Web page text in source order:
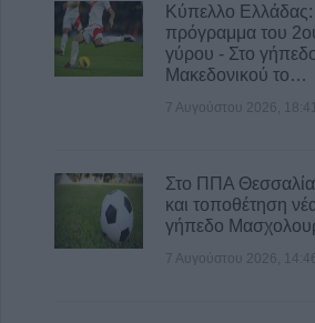
αγαθά"
8 Αυγούστου 2026, 08:17
Λαμία: Απατεώνες άρπαξαν
χρηματικό ποσό από ηλικιωμένη
Κύπελλο
πρόγραμμα του
γύρου - Στο
Μακεδονικού το…
7 Αυγούστου 2026, 18:41
Στο ΠΠΑ
και τοποθέτηση
γήπεδο
7 Αυγούστου 2026,